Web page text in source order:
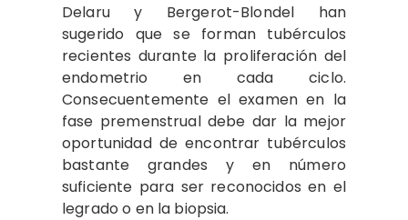
Delaru y Bergerot-Blondel han
sugerido que se forman tubérculos
recientes durante la proliferación del
endometrio en cada ciclo.
Consecuentemente el examen en la
fase premenstrual debe dar la mejor
oportunidad de encontrar tubérculos
bastante grandes y en número
suficiente para ser reconocidos en el
legrado o en la biopsia.